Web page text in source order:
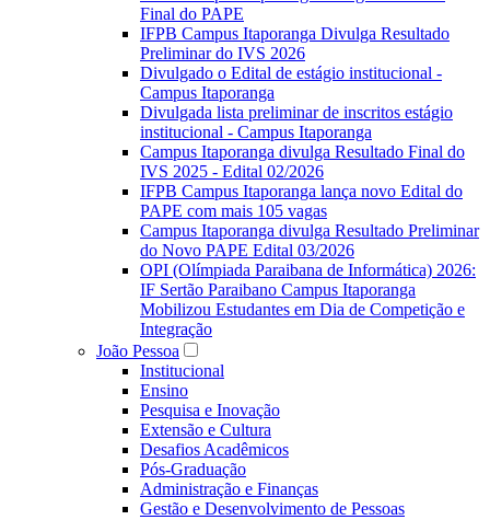
Final do PAPE
IFPB Campus Itaporanga Divulga Resultado
Preliminar do IVS 2026
Divulgado o Edital de estágio institucional -
Campus Itaporanga
Divulgada lista preliminar de inscritos estágio
institucional - Campus Itaporanga
Campus Itaporanga divulga Resultado Final do
IVS 2025 - Edital 02/2026
IFPB Campus Itaporanga lança novo Edital do
PAPE com mais 105 vagas
Campus Itaporanga divulga Resultado Preliminar
do Novo PAPE Edital 03/2026
OPI (Olímpiada Paraibana de Informática) 2026:
IF Sertão Paraibano Campus Itaporanga
Mobilizou Estudantes em Dia de Competição e
Integração
João Pessoa
Institucional
Ensino
Pesquisa e Inovação
Extensão e Cultura
Desafios Acadêmicos
Pós-Graduação
Administração e Finanças
Gestão e Desenvolvimento de Pessoas